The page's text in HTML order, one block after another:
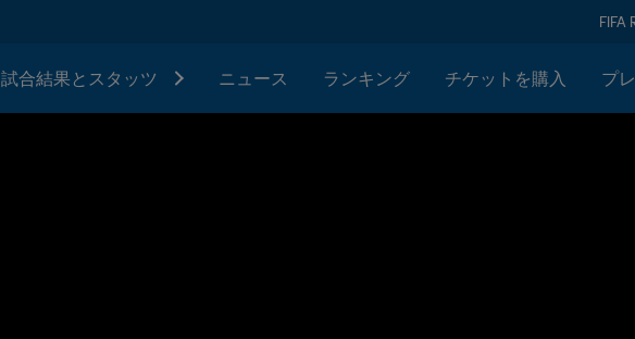
FIFA
試合結果とスタッツ ニュース ランキング チケットを購入 プ